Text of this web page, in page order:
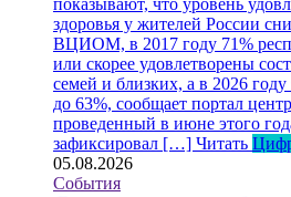
здоровья у жителей России
ВЦИОМ, в 2017 году 71%
или скорее удовлетворены
семей и близких, а в 2026 году
до 63%, сообщает портал
проведенный в июне этого
зафиксировал […] Читать
05.08.2026
События